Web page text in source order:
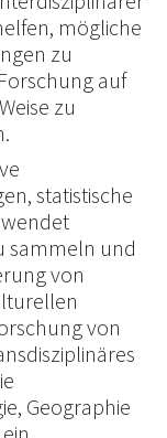
mögliche
zu
auf
zu
statistische
sammeln und
von
von
Geographie